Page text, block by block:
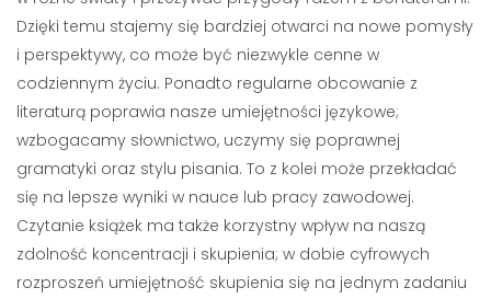
Dzięki temu stajemy się bardziej otwarci na nowe pomysły
i perspektywy, co może być niezwykle cenne w
codziennym życiu. Ponadto regularne obcowanie z
literaturą poprawia nasze umiejętności językowe;
wzbogacamy słownictwo, uczymy się poprawnej
gramatyki oraz stylu pisania. To z kolei może przekładać
się na lepsze wyniki w nauce lub pracy zawodowej.
Czytanie książek ma także korzystny wpływ na naszą
zdolność koncentracji i skupienia; w dobie cyfrowych
rozproszeń umiejętność skupienia się na jednym zadaniu